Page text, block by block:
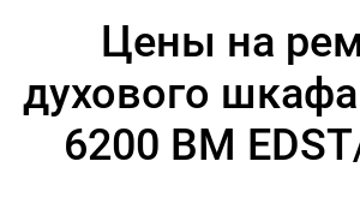
Цены на
духового
6200 BM